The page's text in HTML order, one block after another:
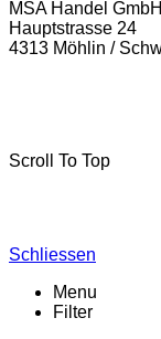
MSA Handel GmbH
Hauptstrasse 24
4313 Möhlin /
Scroll To Top
Schliessen
Menu
Filter